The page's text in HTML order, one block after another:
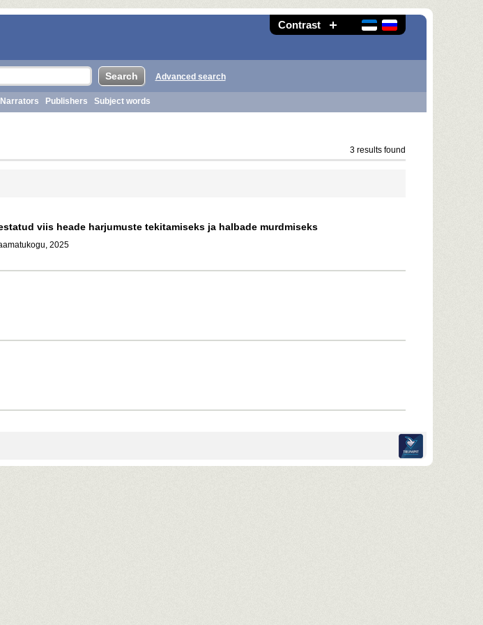
Contrast
Advanced search
Narrators Publishers Subject words
3 results found
viis heade harjumuste tekitamiseks ja halbade murdmiseks
2025